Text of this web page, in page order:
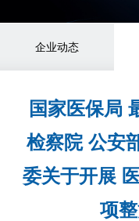
企业动态
国家医保局
检察院 公安
委关于开展
项